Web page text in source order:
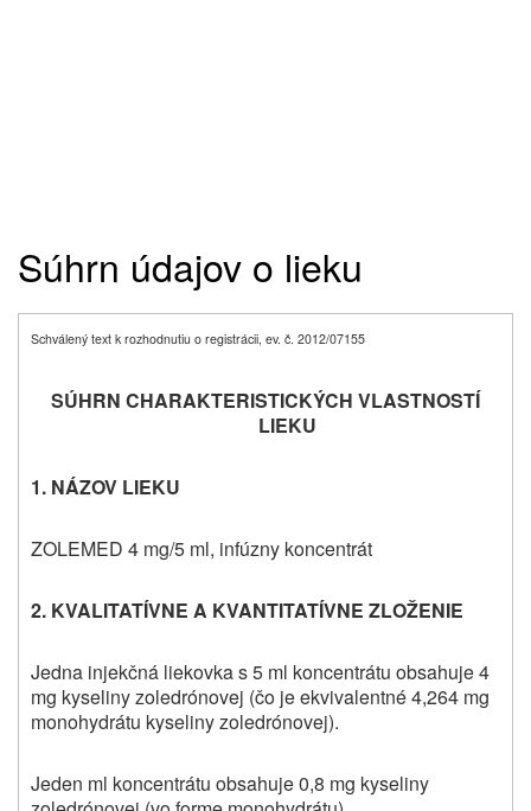
Súhrn údajov o lieku
Schválený text k rozhodnutiu o registrácii, ev. č. 2012/07155
SÚHRN CHARAKTERISTICKÝCH VLASTNOSTÍ
LIEKU
1. NÁZOV LIEKU
ZOLEMED 4 mg/5 ml, infúzny koncentrát
2. KVALITATÍVNE A KVANTITATÍVNE ZLOŽENIE
Jedna injekčná liekovka s 5 ml koncentrátu obsahuje 4
mg kyseliny zoledrónovej (čo je ekvivalentné 4,264 mg
monohydrátu kyseliny zoledrónovej).
Jeden ml koncentrátu obsahuje 0,8 mg kyseliny